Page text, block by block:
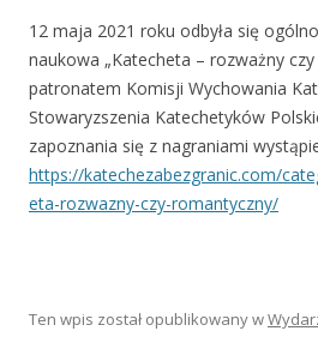
12 maja 2021 roku odbyła się
naukowa „Katecheta – rozważny
patronatem Komisji Wychowania
Stowaryzszenia Katechetyków
zapoznania się z nagraniami
https://katechezabezgranic.com/
eta-rozwazny-czy-romantyczny/
Ten wpis został opublikowany w